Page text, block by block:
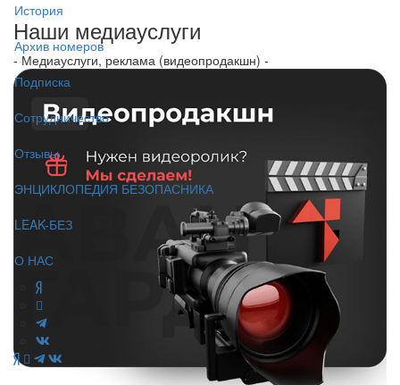
История
Архив номеров
Подписка
Сотрудничество
Отзывы
ЭНЦИКЛОПЕДИЯ БЕЗОПАСНИКА
LEAK-БЕЗ
О НАС
Наши медиауслуги
- Медиауслуги, реклама (видеопродакшн) -